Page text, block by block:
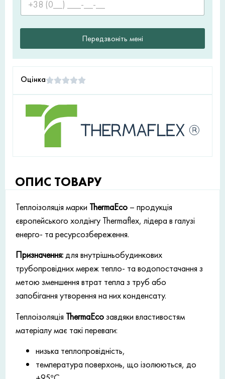
Передзвоніть мені
Оцінка
ОПИС ТОВАРУ
Теплоізоляція марки ThermaEco – продукція
європейського холдінгу Thermaflex, лідера в галузі
енерго- та ресурсозбереження.
Призначення:для внутрішньобудинкових
трубопровідних мереж тепло- та водопостачання з
метою зменшення втрат тепла з труб або
запобігання утворення на них конденсату.
Теплоізоляція ThermaEcoзавдяки властивостям
матеріалу має такі переваги:
низька теплопровідність,
температура поверхонь, що ізолюються, до